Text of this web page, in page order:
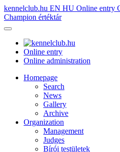
kennelclub.hu EN HU Online entry
Champion értéktár
Online entry
Online administration
Homepage
Search
News
Gallery
Archive
Organization
Management
Judges
Bírói testületek